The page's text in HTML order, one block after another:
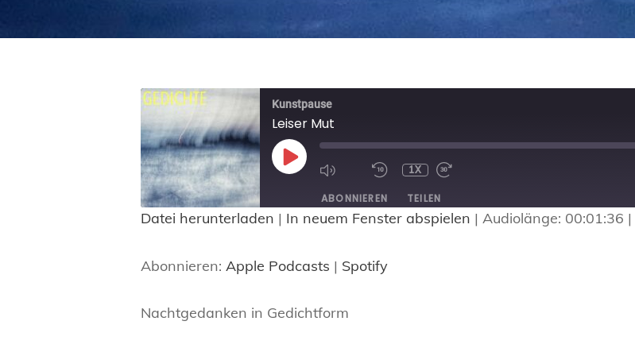
Kunstpause
Leiser Mut
PLAY
EPISODE
1X
ABONNIEREN TEILEN
RSS FEED
LINK
EMBED
Datei herunterladen | In neuem Fenster abspielen | Audiolänge: 00:01:36 |
Abonnieren: Apple Podcasts | Spotify
Nachtgedanken in Gedichtform